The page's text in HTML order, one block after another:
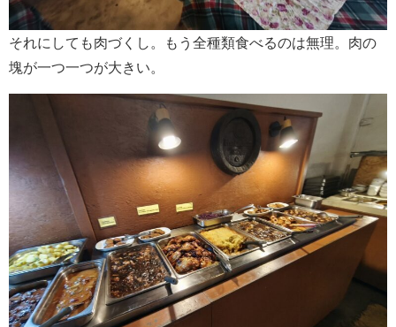
それにしても肉づくし。もう全種類食べるのは無理。肉の
塊が一つ一つが大きい。